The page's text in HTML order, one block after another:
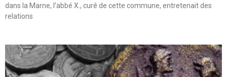
dans la Marne, l’abbé X., curé de cette commune, entretenait des
relations